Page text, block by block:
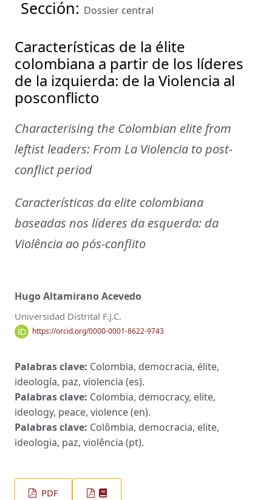
Sección: Dossier central
Características de la élite
colombiana a partir de los líderes
de la izquierda: de la Violencia al
posconflicto
Characterising the Colombian elite from
leftist leaders: From La Violencia to post-
conflict period
Características da elite colombiana
baseadas nos líderes da esquerda: da
Violência ao pós-conflito
Hugo Altamirano Acevedo
Universidad Distrital F.J.C.
https://orcid.org/0000-0001-8622-9743
Palabras clave: Colombia, democracia, élite,
ideología, paz, violencia (es).
Palabras clave: Colombia, democracy, elite,
ideology, peace, violence (en).
Palabras clave: Colômbia, democracia, elite,
ideologia, paz, violência (pt).
PDF